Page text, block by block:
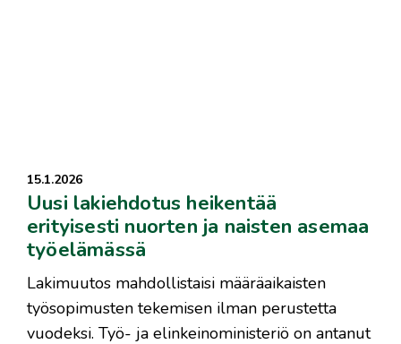
15.1.2026
Uusi lakiehdotus heikentää
erityisesti nuorten ja naisten asemaa
työelämässä
Lakimuutos mahdollistaisi määräaikaisten
työsopimusten tekemisen ilman perustetta
vuodeksi. Työ- ja elinkeinoministeriö on antanut